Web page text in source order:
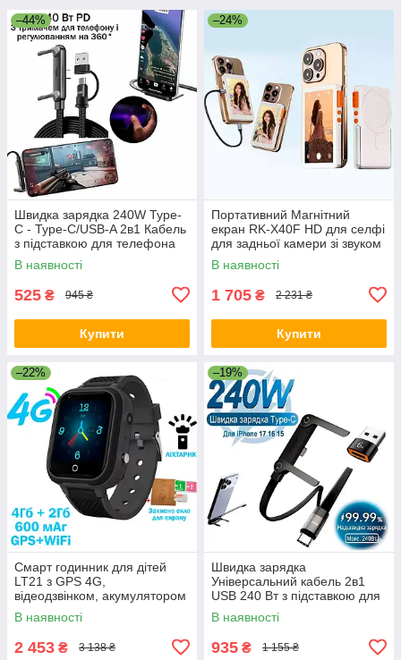
–44%
Швидка зарядка 240W Type-
C - Type-C/USB-A 2в1 Кабель
з підставкою для телефона
В наявності
525 ₴ 945 ₴
Купити
–24%
Портативний Магнітний
екран RK-X40F HD для селфі
для задньої камери зі звуком
для iPhone 16, 15, 14 Pro
Max, Android, Xiaomi 14
В наявності
1 705 ₴ 2 231 ₴
Купити
–22%
Смарт годинник для дітей
LT21 з GPS 4G,
відеодзвінком, акумулятором
600 mAh + захисне скло в
комплекті Чорний
В наявності
2 453 ₴ 3 138 ₴
–19%
Швидка зарядка
Універсальний кабель 2в1
USB 240 Вт з підставкою для
телефона (7579)
В наявності
935 ₴ 1 155 ₴